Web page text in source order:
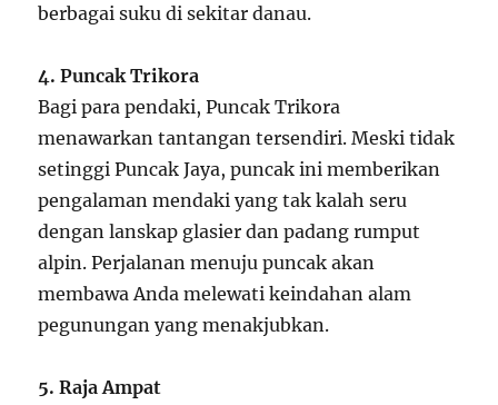
berbagai suku di sekitar danau.
4. Puncak Trikora
Bagi para pendaki, Puncak Trikora
menawarkan tantangan tersendiri. Meski tidak
setinggi Puncak Jaya, puncak ini memberikan
pengalaman mendaki yang tak kalah seru
dengan lanskap glasier dan padang rumput
alpin. Perjalanan menuju puncak akan
membawa Anda melewati keindahan alam
pegunungan yang menakjubkan.
5. Raja Ampat